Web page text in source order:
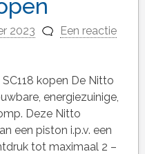
2023
Een reactie
kopen De Nitto
energiezuinige,
Deze Nitto
een piston i.p.v. een
tot maximaal 2 –